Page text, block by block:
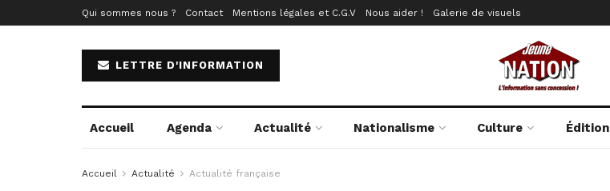
Qui sommes nous ? Contact Mentions légales et C.G.V Nous aider ! Galerie de visuels
LETTRE D'INFORMATION
Accueil Agenda Actualité Nationalisme Culture Édition
Accueil Actualité Actualité française